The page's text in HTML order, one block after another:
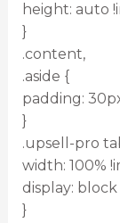
height: auto
}
.content,
.aside {
padding:
}
.upsell-pro
width: 100%
display:
}